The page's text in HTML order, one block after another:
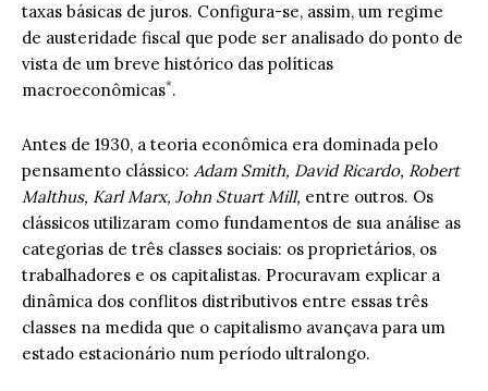
taxas básicas de juros. Configura-se, assim, um regime
de austeridade fiscal que pode ser analisado do ponto de
vista de um breve histórico das políticas
macroeconômicas*.
Antes de 1930, a teoria econômica era dominada pelo
pensamento clássico: Adam Smith, David Ricardo, Robert
Malthus, Karl Marx, John Stuart Mill, entre outros. Os
clássicos utilizaram como fundamentos de sua análise as
categorias de três classes sociais: os proprietários, os
trabalhadores e os capitalistas. Procuravam explicar a
dinâmica dos conflitos distributivos entre essas três
classes na medida que o capitalismo avançava para um
estado estacionário num período ultralongo.